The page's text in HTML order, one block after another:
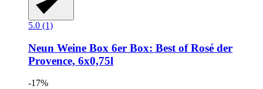
5.0 (1)
Neun Weine Box 6er Box: Best of Rosé der
Provence, 6x0,75l
-17%